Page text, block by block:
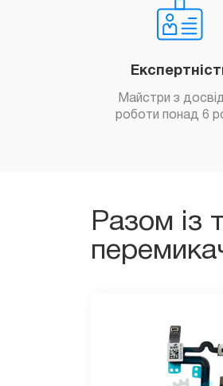
Майстри з
роботи понад 6
Разом із